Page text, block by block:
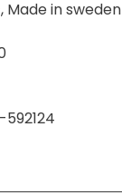
Made in sweden